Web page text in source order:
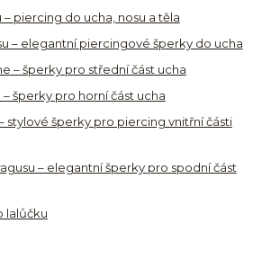
piercing do ucha, nosu a těla
– elegantní piercingové šperky do ucha
– šperky pro střední část ucha
šperky pro horní část ucha
stylové šperky pro piercing vnitřní části
– elegantní šperky pro spodní část
lalůčku